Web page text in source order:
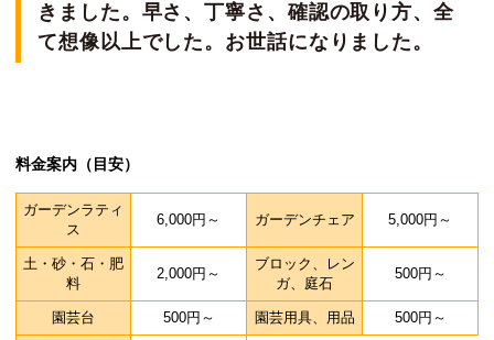
きました。早さ、丁寧さ、確認の取り方、全
て想像以上でした。お世話になりました。
料金案内（目安）
ガーデンラティ
ス
6,000円～ ガーデンチェア 5,000円～
土・砂・石・肥
料
2,000円～
ブロック、レン
ガ、庭石
500円～
園芸台 500円～ 園芸用具、用品 500円～